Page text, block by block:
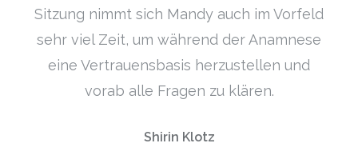
Sitzung nimmt sich Mandy auch im Vorfeld
sehr viel Zeit, um während der Anamnese
eine Vertrauensbasis herzustellen und
vorab alle Fragen zu klären.
Shirin Klotz